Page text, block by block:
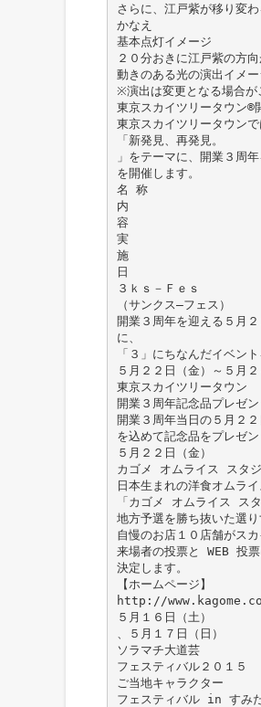
さらに、江戸紫が移り変
かなえ
基本点灯イメージ
２０分おきに江戸紫の方
動きのある光の演出イメー
※演出は変更となる場合が
東京スカイツリータウン
東京スカイツリータウンで
「新発見、再発見。
」をテーマに、開業３周
を開催します。
名 称
内
容
実
施
日
３ｋｓ－Ｆｅｓ
（サンクス―フェス）
開業３周年を迎える５月
に、
「３」にちなんだイベント
５月２２日（金）～５月
東京スカイツリータウン
開業３周年記念品プレゼン
開業３周年当日の５月２
を込めて記念品をプレゼン
５月２２日（金）
カゴメ オムライス スタ
日本生まれの洋食オムラ
「カゴメ オムライス ス
地方予選を勝ち抜いた選
自慢のお店１０店舗がスカ
来場者の投票と WEB 投
決定します。
【ホームページ】
http://
５月１６日（土）
、５月１７日（日）
ソラマチ大道芸
フェスティバル２０１５
ご当地キャラクター
フェスティバル in すみ